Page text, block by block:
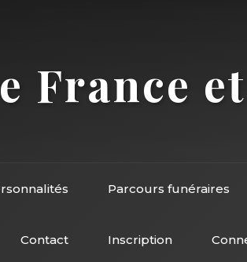
France
Parcours funéraires
Contact Inscription